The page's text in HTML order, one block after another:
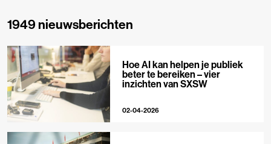
1949 nieuwsberichten
Hoe AI kan helpen je publiek
beter te bereiken – vier
inzichten van SXSW
02-04-2026